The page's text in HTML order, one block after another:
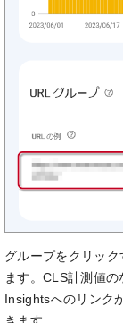
グループをクリッ
ます。CLS計測値
Insightsへのリンク